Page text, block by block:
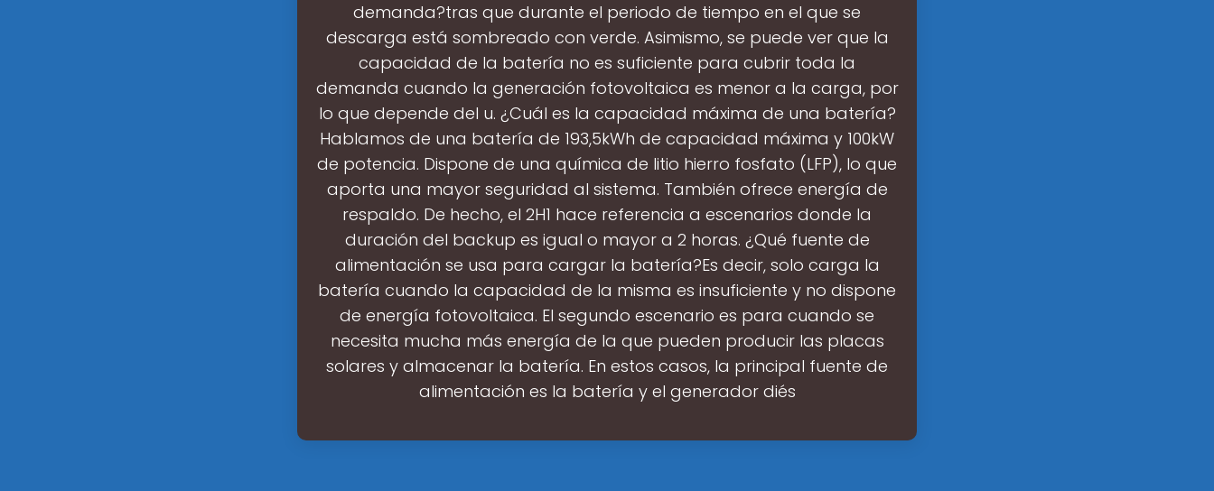
demanda?tras que durante el periodo de tiempo en el que se
descarga está sombreado con verde. Asimismo, se puede ver que la
capacidad de la batería no es suficiente para cubrir toda la
demanda cuando la generación fotovoltaica es menor a la carga, por
lo que depende del u. ¿Cuál es la capacidad máxima de una batería?
Hablamos de una batería de 193,5kWh de capacidad máxima y 100kW
de potencia. Dispone de una química de litio hierro fosfato (LFP), lo que
aporta una mayor seguridad al sistema. También ofrece energía de
respaldo. De hecho, el 2H1 hace referencia a escenarios donde la
duración del backup es igual o mayor a 2 horas. ¿Qué fuente de
alimentación se usa para cargar la batería?Es decir, solo carga la
batería cuando la capacidad de la misma es insuficiente y no dispone
de energía fotovoltaica. El segundo escenario es para cuando se
necesita mucha más energía de la que pueden producir las placas
solares y almacenar la batería. En estos casos, la principal fuente de
alimentación es la batería y el generador diés